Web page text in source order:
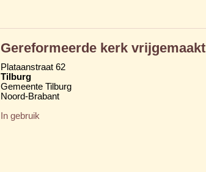
Gereformeerde kerk vrijgemaakt
Plataanstraat 62
Tilburg
Gemeente Tilburg
Noord-Brabant
In gebruik